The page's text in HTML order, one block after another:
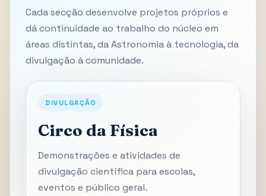
Cada secção desenvolve projetos próprios e
dá continuidade ao trabalho do núcleo em
áreas distintas, da Astronomia à tecnologia, da
divulgação à comunidade.
DIVULGAÇÃO
Circo da Física
Demonstrações e atividades de
divulgação científica para escolas,
eventos e público geral.